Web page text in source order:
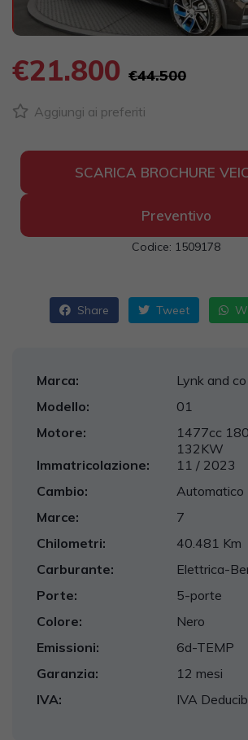
€21.800 €44.500
Aggiungi ai preferiti
SCARICA BROCHURE
Preventivo
Codice: 1509178
Share Tweet
Marca:
Lynk and co
Modello:
01
Motore:
1477cc
132KW
Immatricolazione:
11 / 2023
Cambio:
Automatico
Marce:
7
Chilometri:
40.481 Km
Carburante:
Elettrica-
Porte:
5-porte
Colore:
Nero
Emissioni:
6d-TEMP
Garanzia:
12 mesi
IVA:
IVA